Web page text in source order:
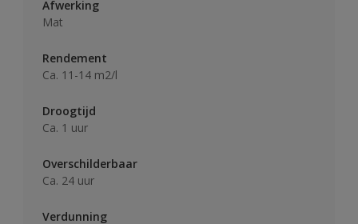
Afwerking
Mat
Rendement
Ca. 11-14 m2/l
Droogtijd
Ca. 1 uur
Overschilderbaar
Ca. 24 uur
Verdunning